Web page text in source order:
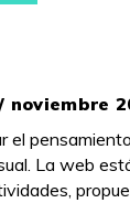
/ noviembre
el
La web